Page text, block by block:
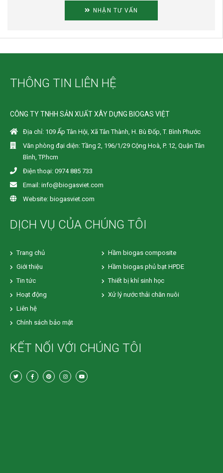
NHẬN TƯ VẤN
THÔNG TIN LIÊN HỆ
CÔNG TY TNHH SẢN XUẤT XÂY DỰNG BIOGAS VIỆT
Địa chỉ: 109 Ấp Tân Hội, Xã Tân Thành, H. Bù Đốp, T. Bình Phước
Văn phòng đại diện: Tầng 2, 196/1/29 Cộng Hoà, P. 12, Quận Tân
Bình, TP.hcm
Điện thoại: 0974 885 733
Email: info@biogasviet.com
Website: biogasviet.com
DỊCH VỤ CỦA CHÚNG TÔI
Trang chủ
Giới thiệu
Tin tức
Hoạt động
Liên hệ
Chính sách bảo mật
Hầm biogas composite
Hầm biogas phủ bạt HPDE
Thiết bị khí sinh học
Xử lý nước thải chăn nuôi
KẾT NỐI VỚI CHÚNG TÔI